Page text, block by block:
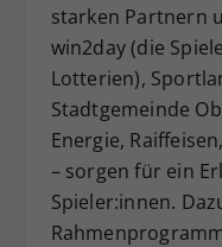
starken Partnern
win2day (die
Lotterien),
Stadtgemeinde
Energie,
– sorgen für ein
Spieler:innen.